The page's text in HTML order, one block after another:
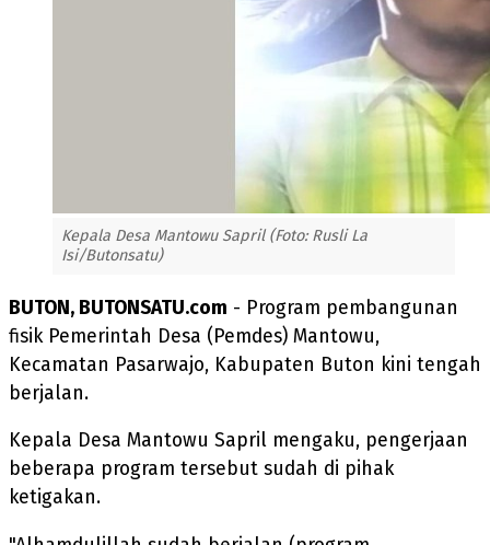
Kepala Desa Mantowu Sapril (Foto: Rusli La
Isi/Butonsatu)
BUTON, BUTONSATU.com - Program pembangunan
fisik Pemerintah Desa (Pemdes) Mantowu,
Kecamatan Pasarwajo, Kabupaten Buton kini tengah
berjalan.
Kepala Desa Mantowu Sapril mengaku, pengerjaan
beberapa program tersebut sudah di pihak
ketigakan.